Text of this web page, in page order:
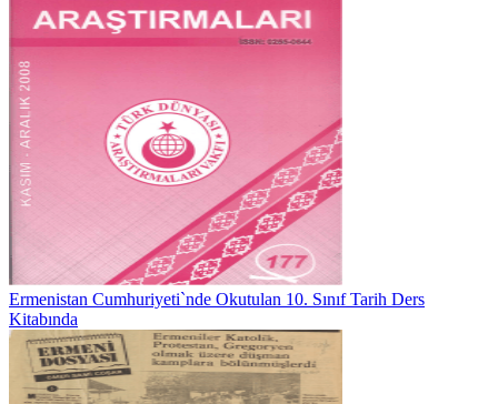
Ermenistan Cumhuriyeti`nde Okutulan 10. Sınıf Tarih Ders
Kitabında